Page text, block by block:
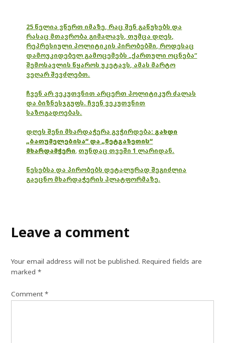
25 წელია ვწერთ იმაზე, რაც შენ გაწუხებს და
რასაც მთავრობა გიმალავს, თუმცა დღეს,
რეპრესიული პოლიტიკის პირობებში, როდესაც
დამოუკიდებელ გამოცემებს „ქართული ოცნება“
შემოსავლის წყაროს უკეტავს, ამას მარტო
ვეღარ შევძლებთ.
ჩვენ არ ვეკუთვნით არცერთ პოლიტიკურ ძალას
და ბიზნესჯგუფს. ჩვენ ვეკუთვნით
საზოგადოებას.
დღეს შენი მხარდაჭერა გვჭირდება: გახდი
„ბათუმელებისა“ და „ნეტგაზეთის“
მხარდამჭერი, თუნდაც თვეში 1 ლარიდან.
წესებსა და პირობებს დეტალურად შეგიძლია
გაეცნო მხარდაჭერის პლატფორმაზე.
Leave a comment
Your email address will not be published. Required fields are
marked*
Comment*